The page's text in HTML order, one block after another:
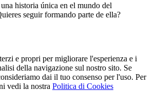
historia única en el mundo del
seguir formando parte de ella?
e propri per migliorare l'esperienza e i
della navigazione sul nostro sito. Se
dai il tuo consenso per l'uso. Per
vedi la nostra Politica di Cookies